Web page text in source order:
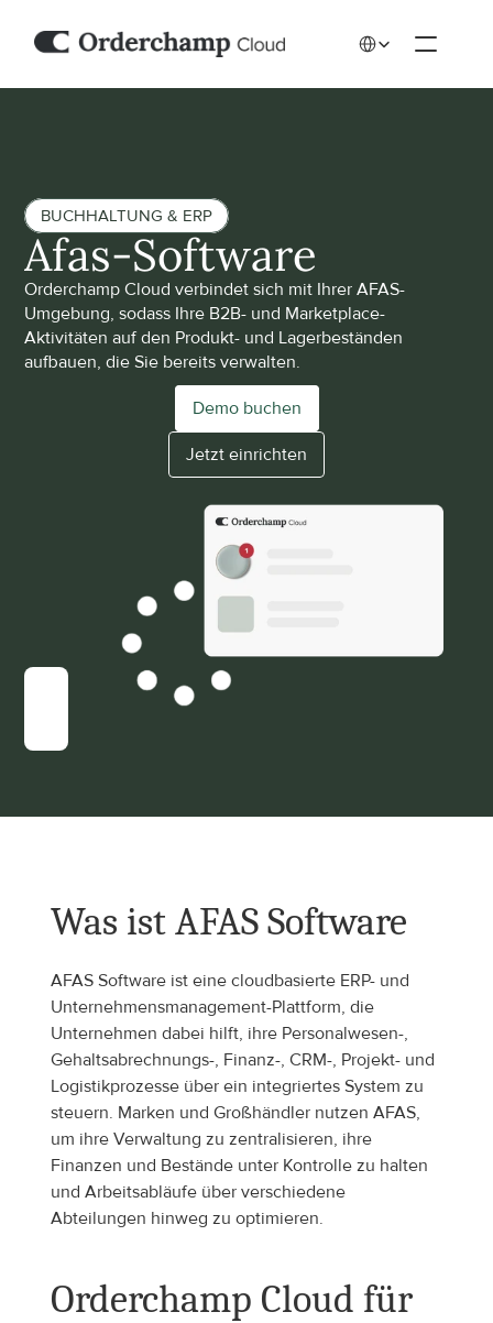
BUCHHALTUNG & ERP
Afas-Software
Orderchamp Cloud verbindet sich mit Ihrer AFAS-
Umgebung, sodass Ihre B2B- und Marketplace-
Aktivitäten auf den Produkt- und Lagerbeständen
aufbauen, die Sie bereits verwalten.
Demo buchen
Jetzt einrichten
Was ist AFAS Software
AFAS Software ist eine cloudbasierte ERP- und
Unternehmensmanagement-Plattform, die
Unternehmen dabei hilft, ihre Personalwesen-,
Gehaltsabrechnungs-, Finanz-, CRM-, Projekt- und
Logistikprozesse über ein integriertes System zu
steuern. Marken und Großhändler nutzen AFAS,
um ihre Verwaltung zu zentralisieren, ihre
Finanzen und Bestände unter Kontrolle zu halten
und Arbeitsabläufe über verschiedene
Abteilungen hinweg zu optimieren.
Orderchamp Cloud für